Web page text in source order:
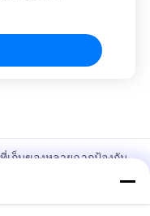
เก็บของหลายฉากป้องกัน